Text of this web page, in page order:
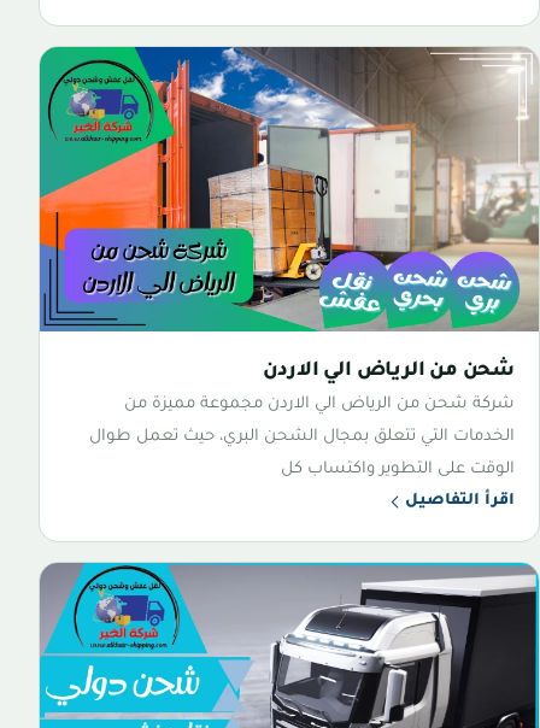
شحن من الرياض الي الاردن
شركة شحن من الرياض الي الاردن مجموعة مميزة من
الخدمات التي تتعلق بمجال الشحن البري، حيث تعمل طوال
الوقت على التطوير واكتساب كل
اقرأ التفاصيل